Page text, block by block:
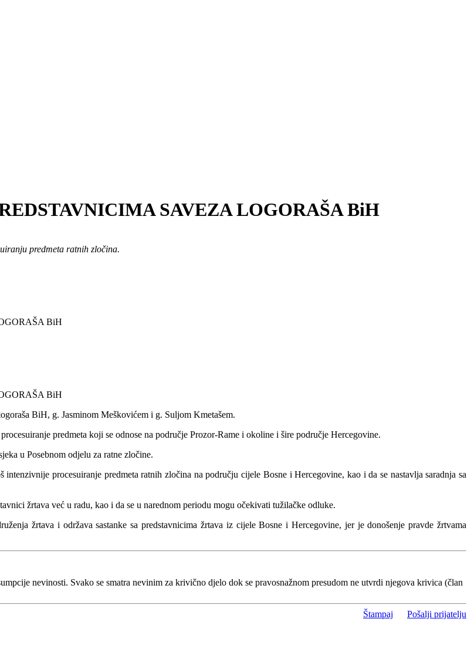
SAVEZA LOGORAŠA BiH
predmeta ratnih zločina.
BiH, g. Jasminom Meškovićem i g. Suljom Kmetašem.
predmeta koji se odnose na područje Prozor-Rame i okoline i šire područje Hercegovine.
u Posebnom odjelu za ratne zločine.
procesuiranje predmeta ratnih zločina na području cijele Bosne i Hercegovine, kao i da se nastavlja saradnja sa
žrtava već u radu, kao i da se u narednom periodu mogu očekivati tužilačke odluke.
žrtava i održava sastanke sa predstavnicima žrtava iz cijele Bosne i Hercegovine, jer je donošenje pravde žrtvama
nevinosti. Svako se smatra nevinim za krivično djelo dok se pravosnažnom presudom ne utvrdi njegova krivica (član
Štampaj Pošalji prijatelju